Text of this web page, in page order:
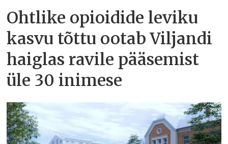
Ohtlike opioidide leviku
kasvu tõttu ootab Viljandi
haiglas ravile pääsemist
üle 30 inimese